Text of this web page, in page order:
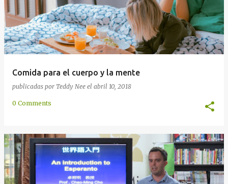
Comida para el cuerpo y la mente
publicadas por Teddy Nee el abril 10, 2018
0 Comments